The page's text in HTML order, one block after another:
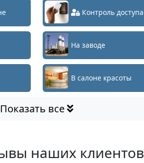
Контроль доступа
На заводе
В салоне красоты
Показать все
наших клиентов